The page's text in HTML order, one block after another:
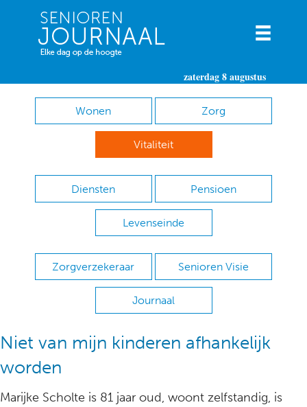
zaterdag 8 augustus
Wonen Zorg
Vitaliteit
Diensten Pensioen
Levenseinde
Zorgverzekeraar Senioren Visie
Journaal
Niet van mijn kinderen afhankelijk
worden
Marijke Scholte is 81 jaar oud, woont zelfstandig, is